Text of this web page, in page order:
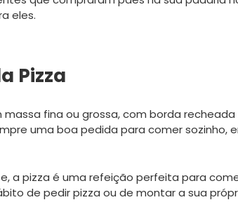
eles.
Pizza
fina ou grossa, com borda
uma boa pedida para comer sozinho,
a pizza é uma refeição perfeita para
de pedir pizza ou de montar a sua